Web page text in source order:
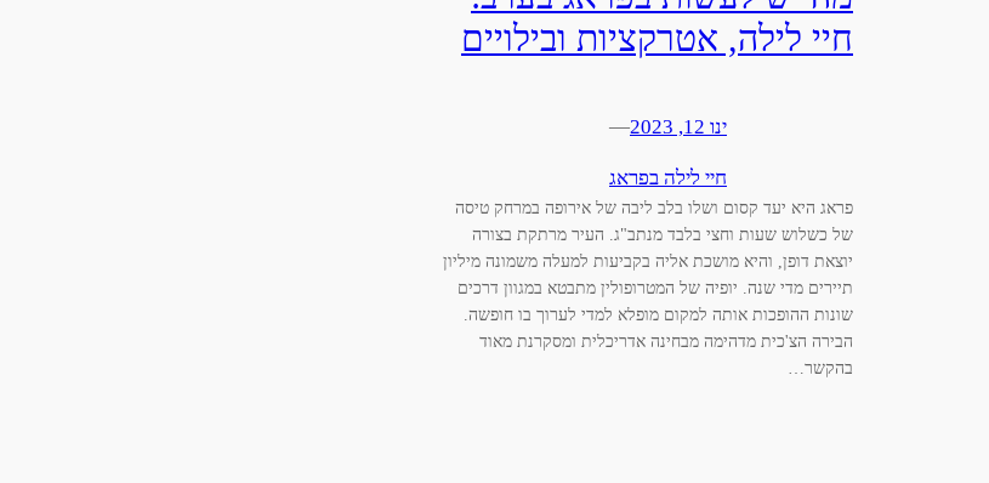
חיי לילה, אטרקציות ובילויים
ינו 12, 2023 —
חיי לילה בפראג
פראג היא יעד קסום ושלו בלב ליבה של אירופה במרחק טיסה
של כשלוש שעות וחצי בלבד מנתב"ג. העיר מרתקת בצורה
יוצאת דופן, והיא מושכת אליה בקביעות למעלה משמונה מיליון
תיירים מדי שנה. יופיה של המטרופולין מתבטא במגוון דרכים
שונות ההופכות אותה למקום מופלא למדי לערוך בו חופשה.
הבירה הצ'כית מדהימה מבחינה אדריכלית ומסקרנת מאוד
בהקשר…